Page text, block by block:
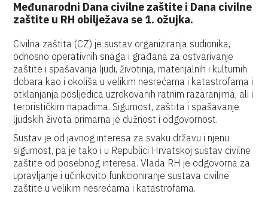
Međunarodni Dana civilne zaštite i Dana civilne
zaštite u RH obilježava se 1. ožujka.
Civilna zaštita (CZ) je sustav organiziranja sudionika,
odnosno operativnih snaga i građana za ostvarivanje
zaštite i spašavanja ljudi, životinja, materijalnih i kulturnih
dobara kao i okoliša u velikim nesrećama i katastrofama i
otklanjanja posljedica uzrokovanih ratnim razaranjima, ali i
terorističkim napadima. Sigurnost, zaštita i spašavanje
ljudskih života primarna je dužnost i odgovornost.
Sustav je od javnog interesa za svaku državu i njenu
sigurnost, pa je tako i u Republici Hrvatskoj sustav civilne
zaštite od posebnog interesa. Vlada RH je odgovorna za
upravljanje i učinkovito funkcioniranje sustava civilne
zaštite u velikim nesrećama i katastrofama.